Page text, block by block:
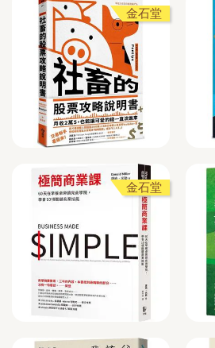
金石堂
金石堂